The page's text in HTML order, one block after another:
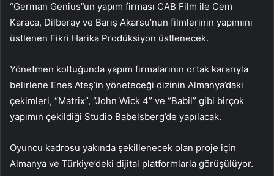
“German Genius”un yapım firması CAB Film ile Cem
Karaca, Dilberay ve Barış Akarsu’nun filmlerinin yapımını
üstlenen Fikri Harika Prodüksiyon üstlenecek.
Yönetmen koltuğunda yapım firmalarının ortak kararıyla
belirlene Enes Ateş’in yöneteceği dizinin Almanya’daki
çekimleri, “Matrix”, “John Wick 4” ve “Babil” gibi birçok
yapımın çekildiği Studio Babelsberg’de yapılacak.
Oyuncu kadrosu yakında şekillenecek olan proje için
Almanya ve Türkiye’deki dijital platformlarla görüşülüyor.